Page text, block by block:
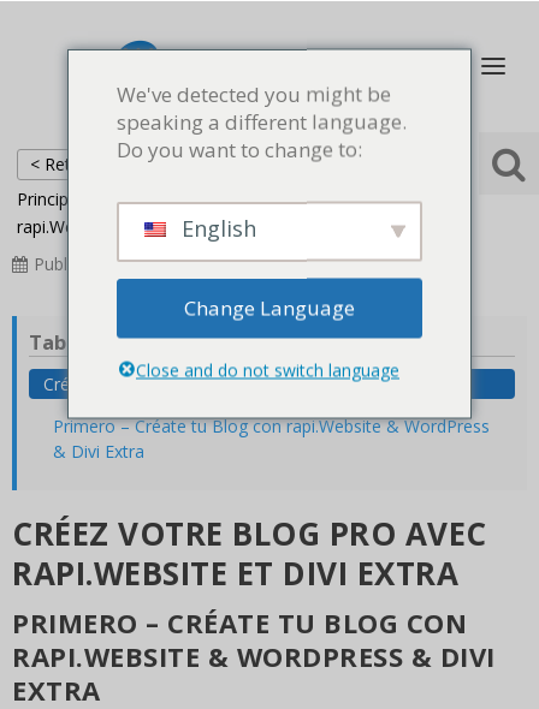
< Retour
Principal
Blogue Pro
Créez votre blog pro avec
rapi.Website et Divi Extra
Publié
2022-06-26 Mis à jour 2023-08-15
Table des matières
Créez votre blog pro avec rapi.Website et Divi Extra
Primero – Créate tu Blog con rapi.Website & WordPress
& Divi Extra
CRÉEZ VOTRE BLOG PRO AVEC
RAPI.WEBSITE ET DIVI EXTRA
PRIMERO – CRÉATE TU BLOG CON
RAPI.WEBSITE & WORDPRESS & DIVI
EXTRA
We've detected you might be
speaking a different language.
Do you want to change to:
English
Change Language
Close and do not switch language